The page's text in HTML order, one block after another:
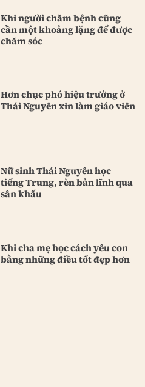
Khi người chăm bệnh cũng
cần một khoảng lặng để được
chăm sóc
Hơn chục phó hiệu trưởng ở
Thái Nguyên xin làm giáo viên
Nữ sinh Thái Nguyên học
tiếng Trung, rèn bản lĩnh qua
sân khấu
Khi cha mẹ học cách yêu con
bằng những điều tốt đẹp hơn